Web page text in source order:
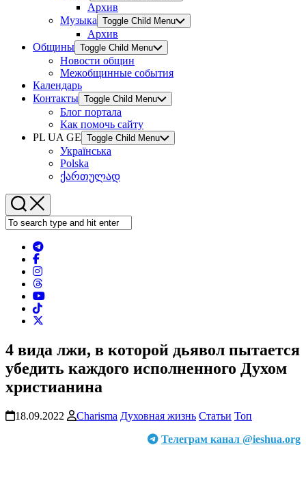
Архив
Музыка Toggle Child Menu
Архив
Общины Toggle Child Menu
Новости общин
Межобщинные события
Календарь
Контакты Toggle Child Menu
Блог портала
Как помочь сайту
PL UA GE Toggle Child Menu
Українська
Polska
ქართულად
4 вида лжи, в которой дьявол пытается
убедить каждого исполненного Духом
христианина
18.09.2022 Charisma Духовная жизнь Статьи Топ
Телеграм канал @ieshua.org